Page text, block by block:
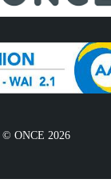
© ONCE 2026